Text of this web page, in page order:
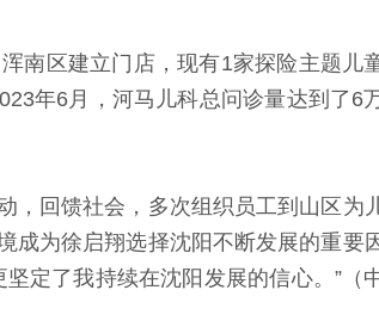
区建立门店，现有1家探险主题儿
年6月，河马儿科总问诊量达到了6
回馈社会，多次组织员工到山区为
成为徐启翔选择沈阳不断发展的重要
定了我持续在沈阳发展的信心。”（